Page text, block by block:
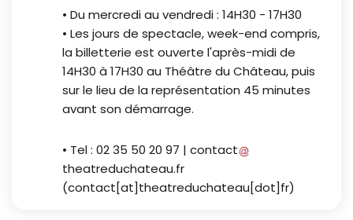
• Du mercredi au vendredi : 14H30 - 17H30
• Les jours de spectacle, week-end compris,
la billetterie est ouverte l'après-midi de
14H30 à 17H30 au Théâtre du Château, puis
sur le lieu de la représentation 45 minutes
avant son démarrage.
• Tel : 02 35 50 20 97 | contact
theatreduchateau.fr
(contact[at]theatreduchateau[dot]fr)